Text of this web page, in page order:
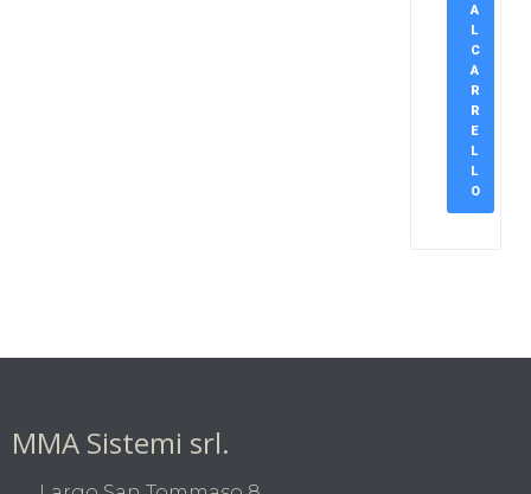
A
L
C
A
R
R
E
L
L
O
MMA Sistemi srl.